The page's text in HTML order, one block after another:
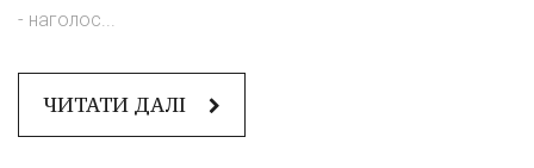
- наголос...
ЧИТАТИ ДАЛІ